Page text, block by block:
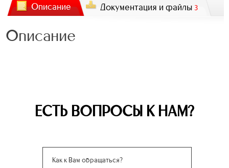
Описание Документация и файлы 3
Описание
ЕСТЬ ВОПРОСЫ К НАМ?